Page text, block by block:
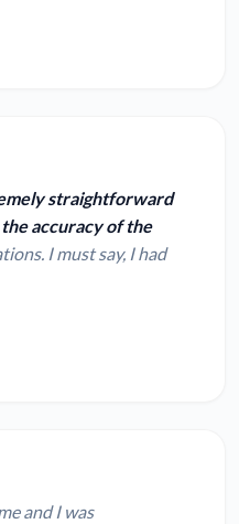
straightforward
the accuracy of the
I must say, I had
and I was